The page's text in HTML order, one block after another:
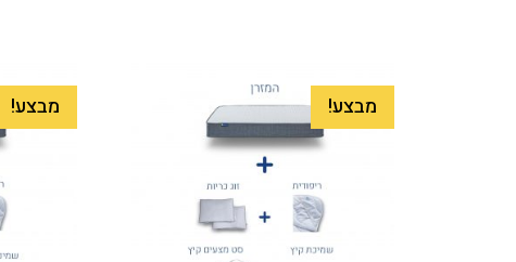
מבצע! מבצע!